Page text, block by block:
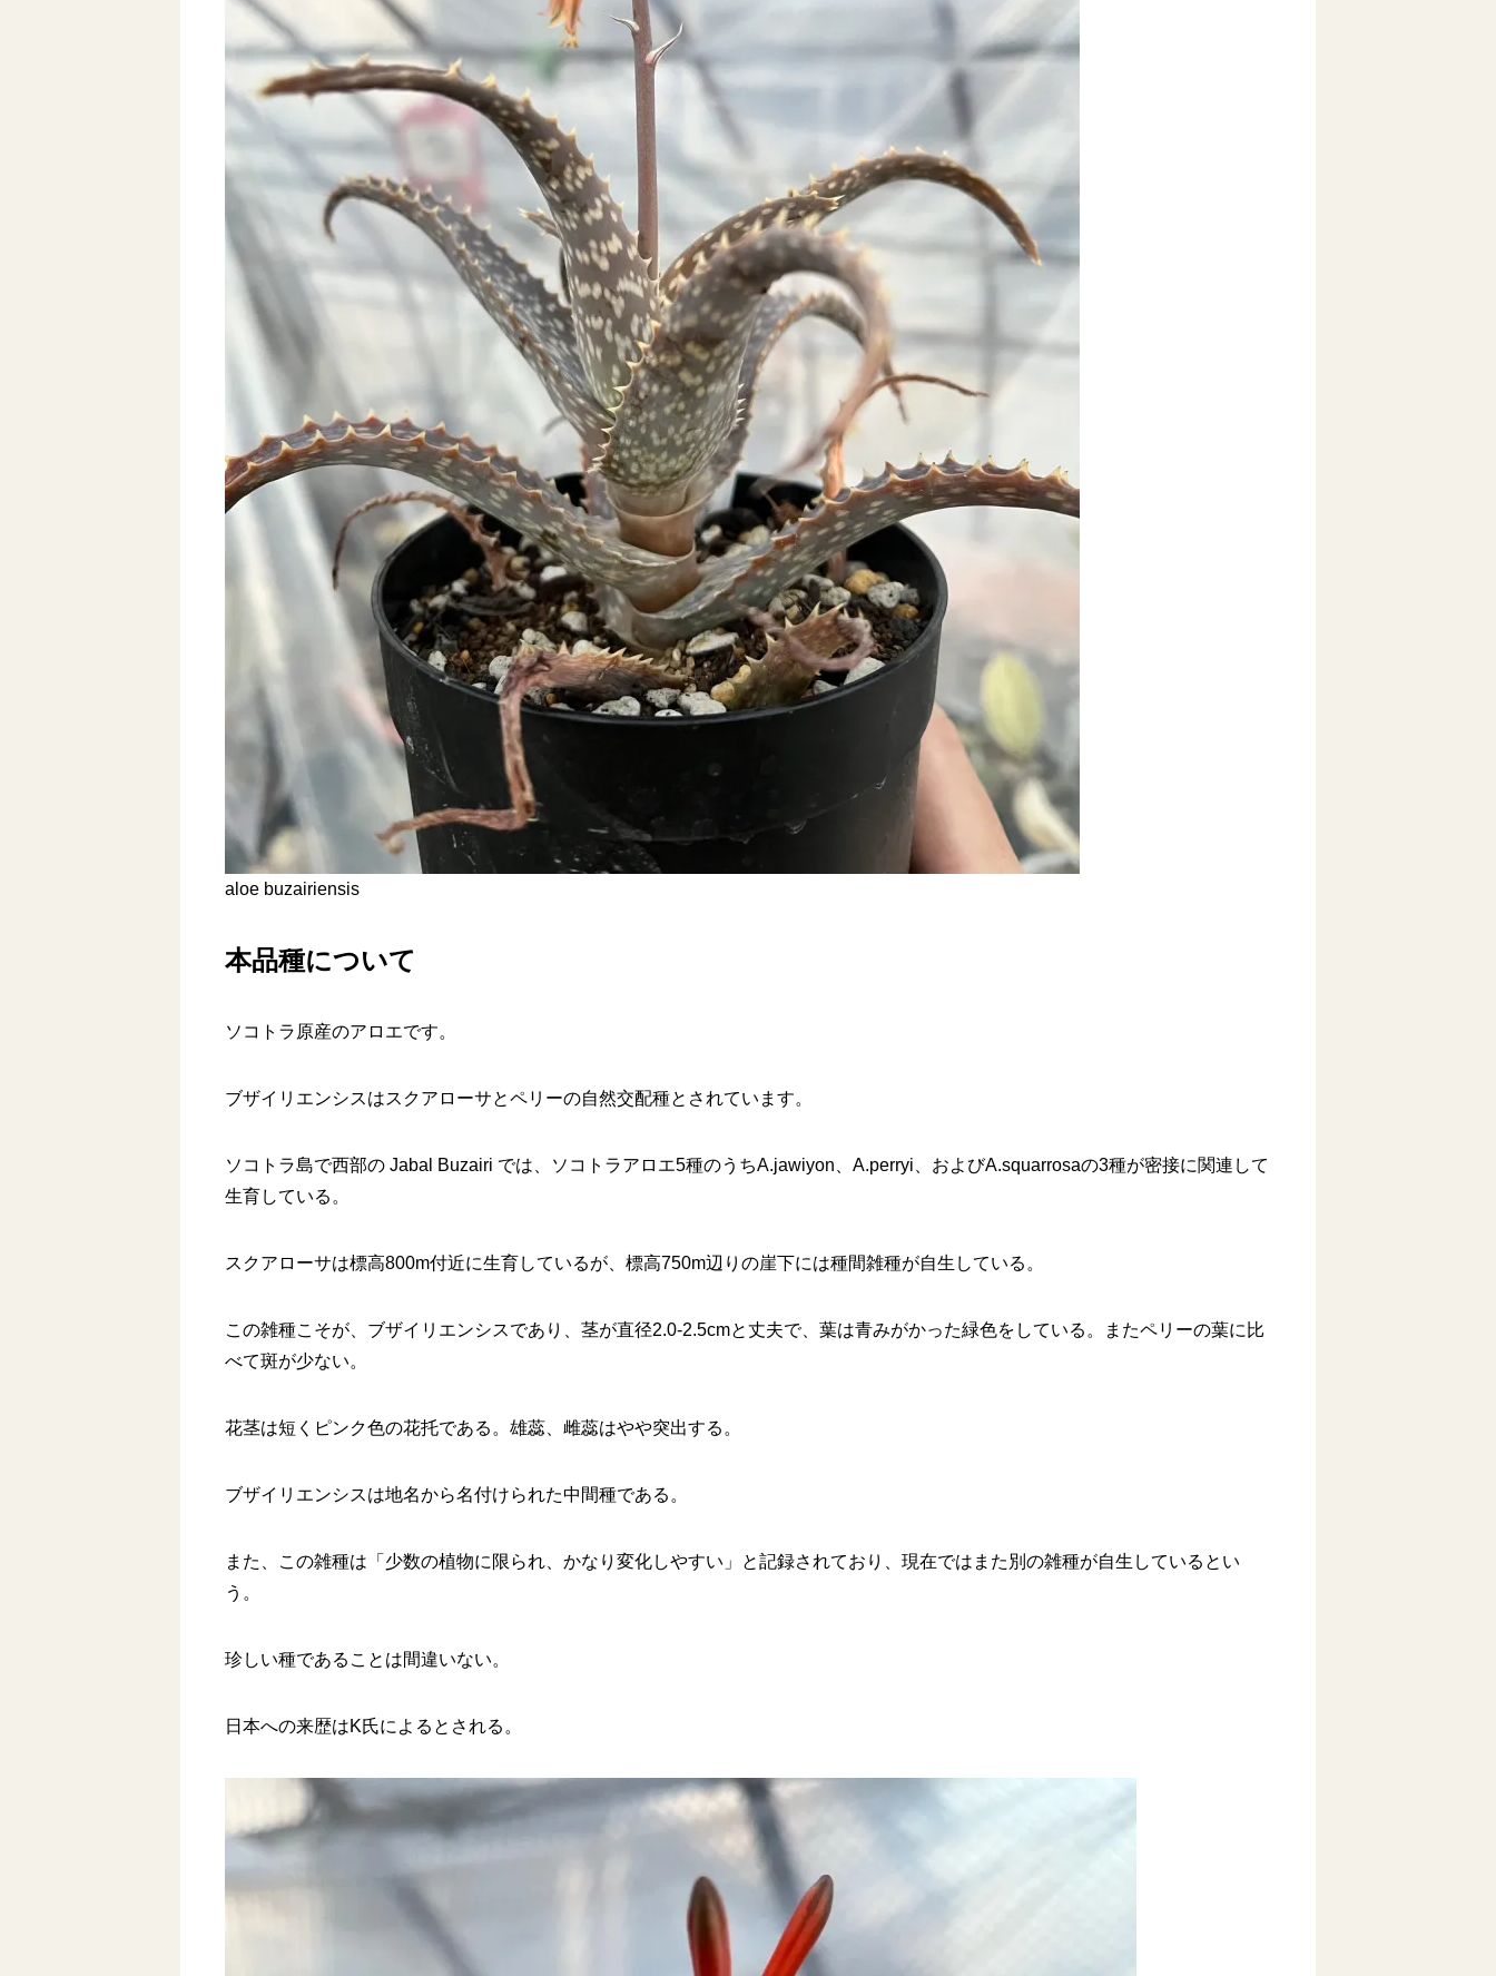
aloe buzairiensis
本品種について
ソコトラ原産のアロエです。
ブザイリエンシスはスクアローサとペリーの自然交配種とされています。
ソコトラ島で西部の Jabal Buzairi では、ソコトラアロエ5種のうちA.jawiyon、A.perryi、およびA.squarrosaの3種が密接に関連して
生育している。
スクアローサは標高800m付近に生育しているが、標高750m辺りの崖下には種間雑種が自生している。
この雑種こそが、ブザイリエンシスであり、茎が直径2.0-2.5cmと丈夫で、葉は青みがかった緑色をしている。またペリーの葉に比
べて斑が少ない。
花茎は短くピンク色の花托である。雄蕊、雌蕊はやや突出する。
ブザイリエンシスは地名から名付けられた中間種である。
また、この雑種は「少数の植物に限られ、かなり変化しやすい」と記録されており、現在ではまた別の雑種が自生しているとい
う。
珍しい種であることは間違いない。
日本への来歴はK氏によるとされる。